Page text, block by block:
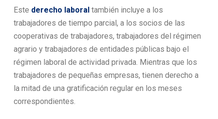
Este derecho laboral también incluye a los
trabajadores de tiempo parcial, a los socios de las
cooperativas de trabajadores, trabajadores del régimen
agrario y trabajadores de entidades públicas bajo el
régimen laboral de actividad privada. Mientras que los
trabajadores de pequeñas empresas, tienen derecho a
la mitad de una gratificación regular en los meses
correspondientes.